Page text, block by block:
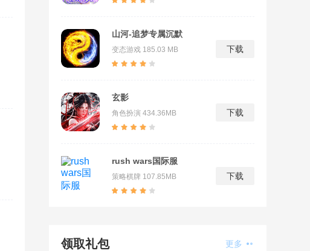
山河-追梦专属沉默
变态游戏 185.03 MB 下载
玄影
角色扮演 434.36MB 下载
rush wars国际服
策略棋牌 107.85MB 下载
领取礼包 更多